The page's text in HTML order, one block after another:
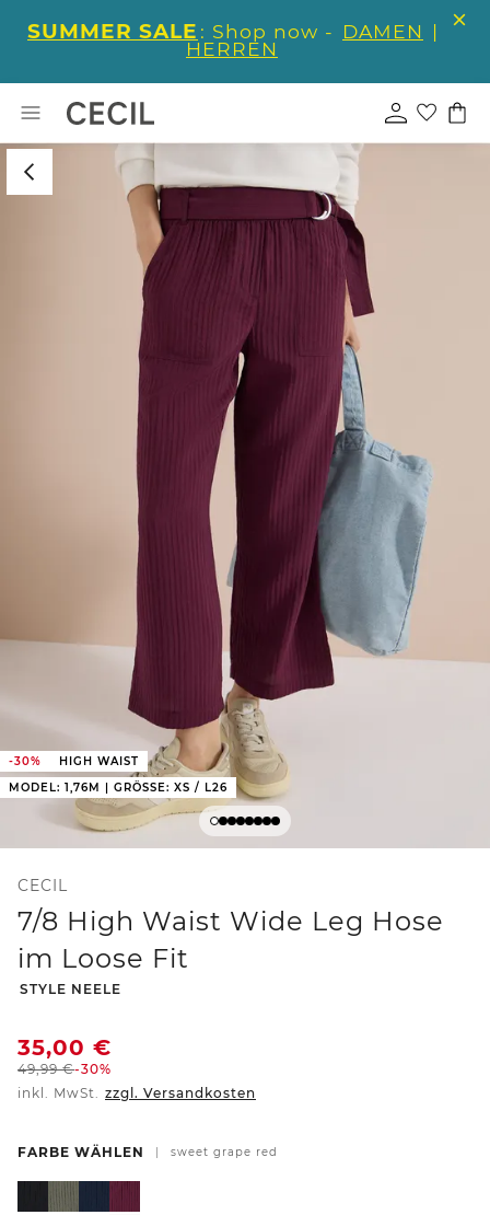
SUMMER SALE : Shop now - DAMEN |
HERREN
-30%
HIGH WAIST
MODEL: 1,76M | GRÖSSE: XS / L26
CECIL
7/8 High Waist Wide Leg Hose
im Loose Fit
-
STYLE NEELE
35,00 €
49,99€-30%
inkl. MwSt. zzgl. Versandkosten
FARBE WÄHLEN sweet grape red